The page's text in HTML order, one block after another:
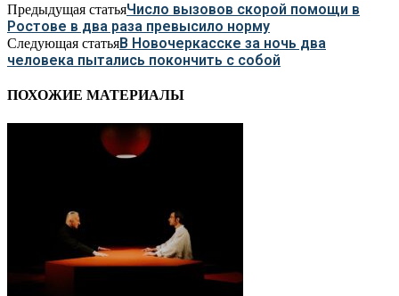
Предыдущая статьяЧисло вызовов скорой помощи в
Ростове в два раза превысило норму
Следующая статьяВ Новочеркасске за ночь два
человека пытались покончить с собой
ПОХОЖИЕ МАТЕРИАЛЫ